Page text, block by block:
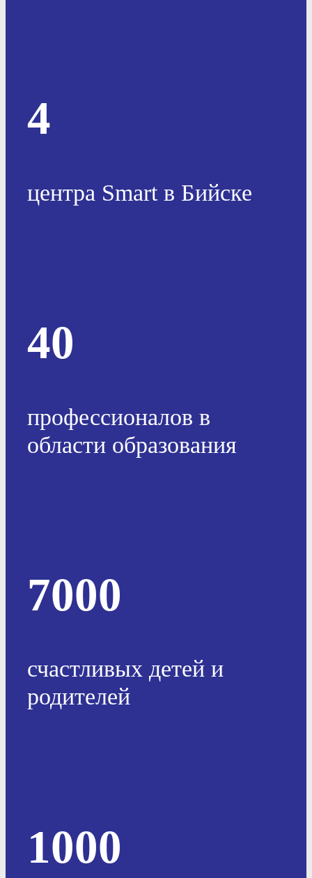
4
центра Smart в Бийске
40
профессионалов в
области образования
7000
счастливых детей и
родителей
1000